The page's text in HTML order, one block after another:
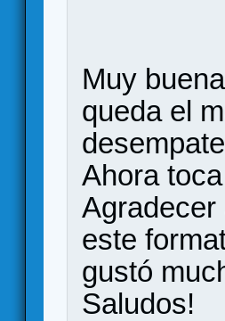
Muy
queda el
Ahora
Agradecer
este
gustó
Saludos!